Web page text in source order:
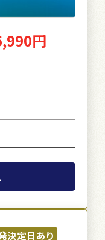
円
決定日あり